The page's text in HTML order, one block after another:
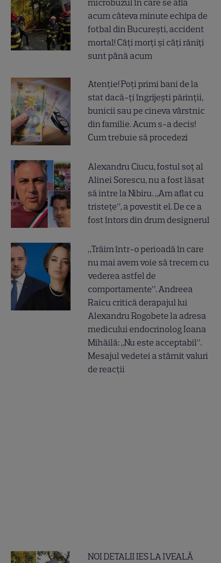
microbuzul în care se afla
acum câteva minute echipa de
fotbal din București, accident
mortal! Câți morți și câți răniți
sunt până acum
Atenție! Poți primi bani de la
stat dacă-ți îngrijești părinții,
bunicii sau pe cineva vârstnic
din familie. Acum s-a decis!
Cum trebuie să procedezi
Alexandru Ciucu, fostul soț al
Alinei Sorescu, nu a fost lăsat
să intre la Nibiru. „Am aflat cu
tristețe”, a povestit el. De ce a
fost întors din drum designerul
„Trăim într-o perioadă în care
nu mai avem voie să trecem cu
vederea astfel de
comportamente”. Andreea
Raicu critică derapajul lui
Alexandru Rogobete la adresa
medicului endocrinolog Ioana
Mihăilă: „Nu este acceptabil”.
Mesajul vedetei a stârnit valuri
de reacții
NOI DETALII IES LA IVEALĂ